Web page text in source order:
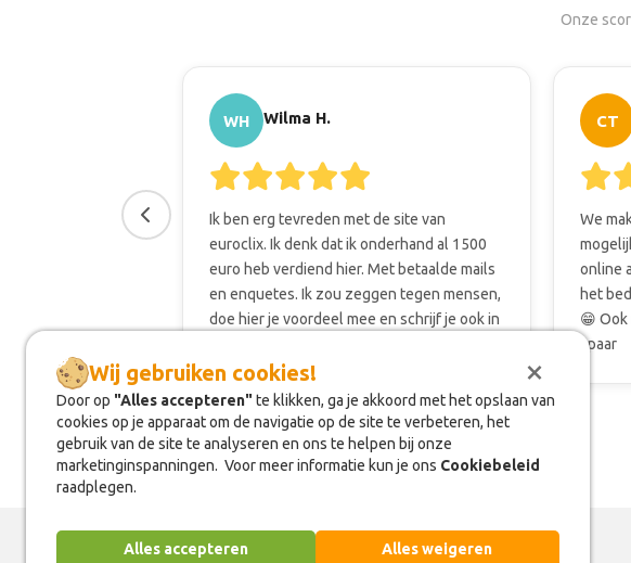
×
Wij gebruiken cookies!
Door op "Alles accepteren"te klikken, ga je akkoord met het opslaan van
cookies op je apparaat om de navigatie op de site te verbeteren, het
gebruik van de site te analyseren en ons te helpen bij onze
marketinginspanningen. Voor meer informatie kun je ons Cookiebeleid
raadplegen.
Alles accepteren Alles weigeren
×
Wij gebruiken cookies!
Door op "Alles accepteren"te klikken, ga je akkoord met het opslaan van
cookies op je apparaat om de navigatie op de site te verbeteren, het
gebruik van de site te analyseren en ons te helpen bij onze
marketinginspanningen. Voor meer informatie kun je ons Cookiebeleid
raadplegen.
Alles accepteren Alles weigeren
Onze
WH Wilma H.
Ik ben erg tevreden met de site van
euroclix. Ik denk dat ik onderhand al 1500
euro heb verdiend hier. Met betaalde mails
en enquetes. Ik zou zeggen tegen mensen,
doe hier je voordeel mee en schrijf je ook in
CT
We
online
het
😁 Ook
spaar